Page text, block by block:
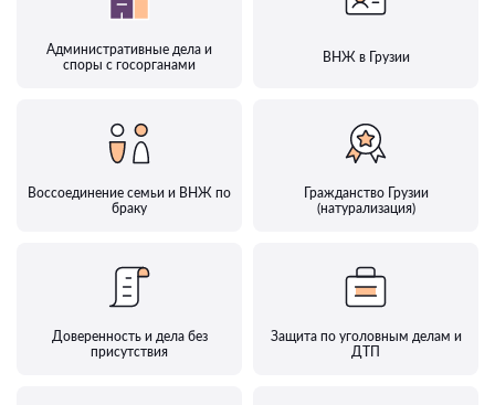
Административные дела и
споры с госорганами
ВНЖ в Грузии
Воссоединение семьи и ВНЖ по
браку
Гражданство Грузии
(натурализация)
Доверенность и дела без
присутствия
Защита по уголовным делам и
ДТП